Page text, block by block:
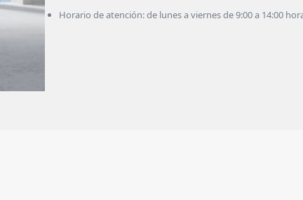
Horario de atención: de lunes a viernes de 9:00 a 14:00